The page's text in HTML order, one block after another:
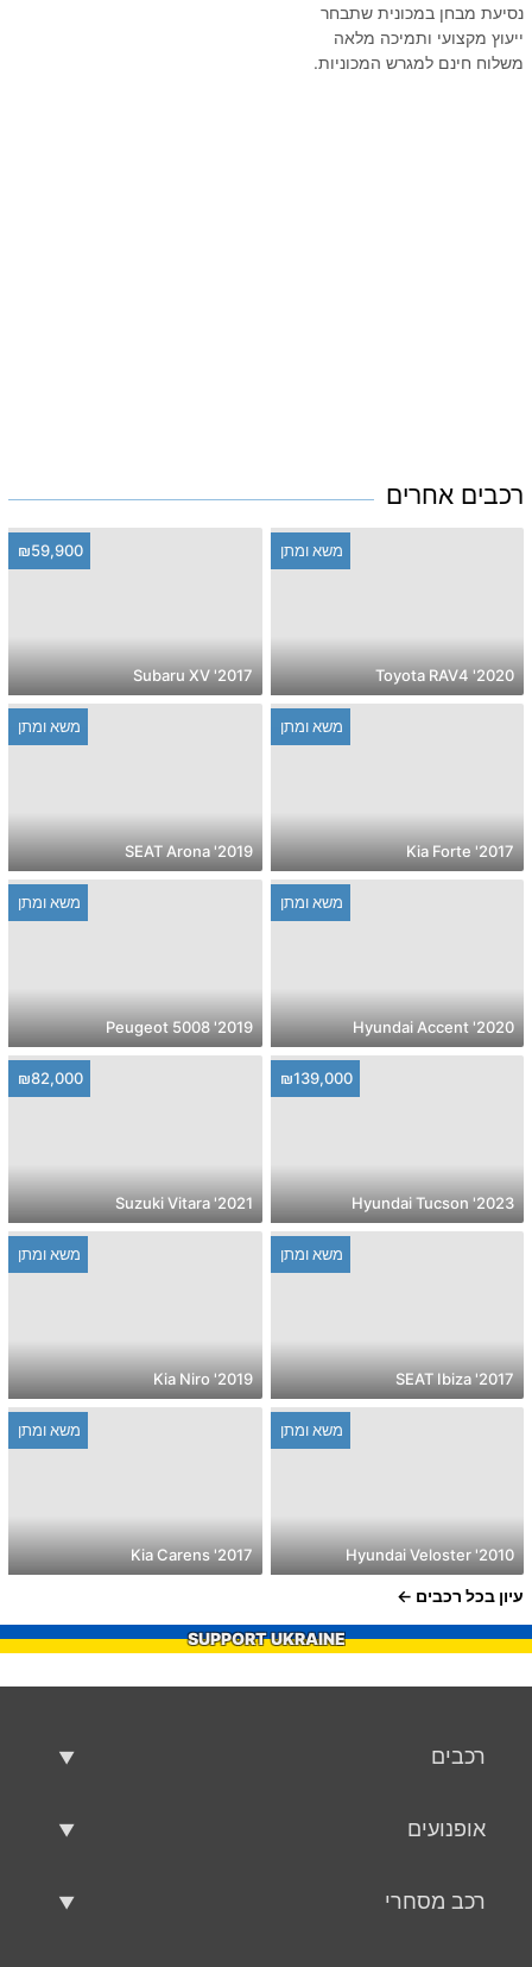
נסיעת מבחן במכונית שתבחר
ייעוץ מקצועי ותמיכה מלאה
משלוח חינם למגרש המכוניות.
רכבים אחרים
משא ומתן
2020' Toyota RAV4
₪59,900
2017' Subaru XV
משא ומתן
2017' Kia Forte
משא ומתן
2019' SEAT Arona
משא ומתן
2020' Hyundai Accent
משא ומתן
2019' Peugeot 5008
₪139,000
2023' Hyundai Tucson
₪82,000
2021' Suzuki Vitara
משא ומתן
2017' SEAT Ibiza
משא ומתן
2019' Kia Niro
משא ומתן
2010' Hyundai Veloster
משא ומתן
2017' Kia Carens
עיון בכל רכבים
SUPPORT UKRAINE
רכבים
אופנועים
רכב מסחרי